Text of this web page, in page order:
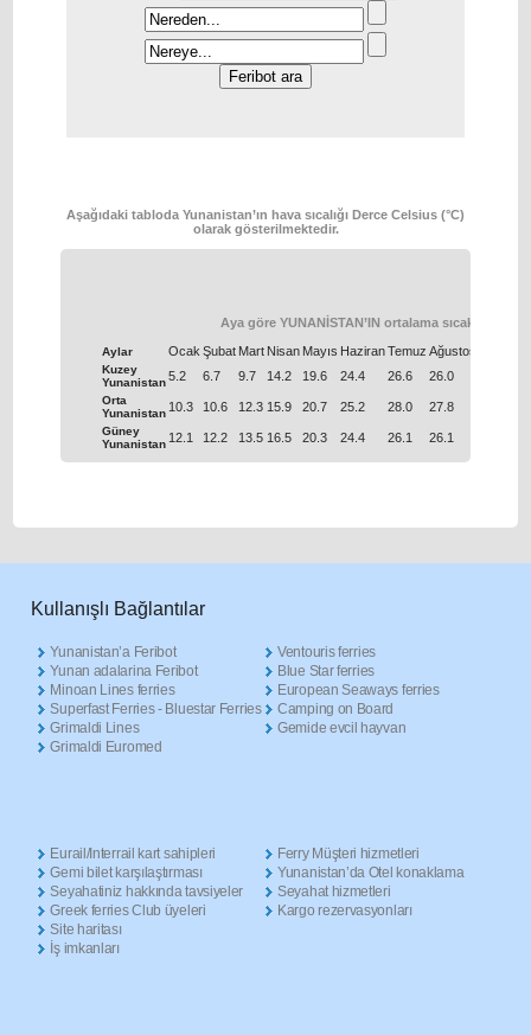
Aşağıdaki tabloda Yunanistan’ın hava sıcalığı Derce Celsius (°C)
olarak gösterilmektedir.
Aya göre YUNANİSTAN’IN ortalama sıcaklığı
Aylar Ocak Şubat Μart Nisan Μayıs HaziranTemuz Ağustos
Kuzey
Yunanistan 5.2 6.7 9.7 14.2 19.6 24.4 26.6 26.0
Orta
Yunanistan 10.3 10.6 12.3 15.9 20.7 25.2 28.0 27.8
Güney
Yunanistan 12.1 12.2 13.5 16.5 20.3 24.4 26.1 26.1
Κullanışlı Βağlantılar
Yunanistan’a Feribot
Yunan adalarina Feribot
Minoan Lines ferries
Superfast Ferries - Bluestar Ferries
Grimaldi Lines
Grimaldi Euromed
Ventouris ferries
Blue Star ferries
European Seaways ferries
Camping on Board
Gemide evcil hayvan
Eurail/Interrail kart sahipleri
Gemi bilet karşılaştırması
Seyahatiniz hakkında tavsiyeler
Greek ferries Club üyeleri
Site haritası
İş imkanları
Ferry Müşteri hizmetleri
Yunanistan’da Otel konaklama
Seyahat hizmetleri
Kargo rezervasyonları